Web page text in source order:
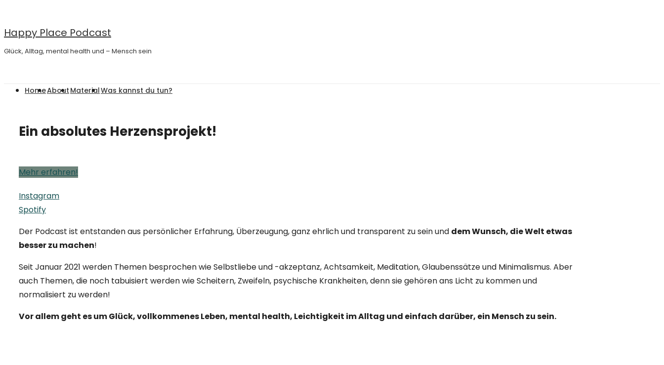
Inhalt
Happy Place Podcast
Glück, Alltag, mental health und – Mensch sein
MainHomeAbout MaterialWas kannst du tun?
Ein absolutes Herzensprojekt!
Mehr erfahren!
Instagram
Spotify
Der Podcast ist entstanden aus persönlicher Erfahrung, Überzeugung, ganz ehrlich und transparent zu sein und dem Wunsch, die Welt etwas
besser zu machen!
Seit Januar 2021 werden Themen besprochen wie Selbstliebe und -akzeptanz, Achtsamkeit, Meditation, Glaubenssätze und Minimalismus. Aber
auch Themen, die noch tabuisiert werden wie Scheitern, Zweifeln, psychische Krankheiten, denn sie gehören ans Licht zu kommen und
normalisiert zu werden!
Vor allem geht es um Glück, vollkommenes Leben, mental health, Leichtigkeit im Alltag und einfach darüber, ein Mensch zu sein.